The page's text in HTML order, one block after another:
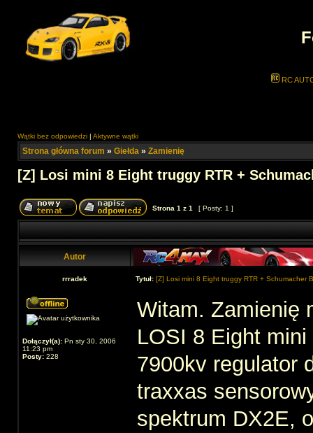
RC
Wątki bez odpowiedzi | Aktywne wątki
Strona główna forum » Giełda » Zamienię
[Z] Losi mini 8 Eight truggy RTR +
Strona 1 z 1 [ Posty: 1 ]
Autor
rrradek Tytuł: [Z] Losi mini 8 Eight truggy RTR + Schumacher
Dołączył(a): Pn sty 30, 2006
11:23 pm
Posty: 228
Witam. Zamienię
LOSI 8 Eight
7900kv regulator
traxxas
spektrum DX2E,